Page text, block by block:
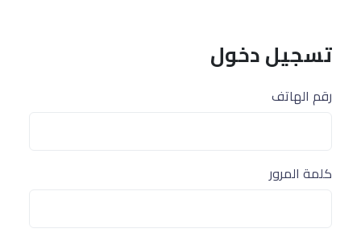
تسجيل دخول
رقم الهاتف
كلمة المرور